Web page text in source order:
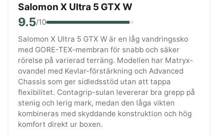
Salomon X Ultra 5 GTX W
9.5/10
Salomon X Ultra 5 GTX W är en låg vandringssko
med GORE-TEX-membran för snabb och säker
rörelse på varierad terräng. Modellen har Matryx-
ovandel med Kevlar-förstärkning och Advanced
Chassis som ger sidledsstöd utan att tappa
flexibilitet. Contagrip-sulan levererar bra grepp på
stenig och lerig mark, medan den låga vikten
kombineras med skyddande konstruktion och hög
komfort direkt ur boxen.